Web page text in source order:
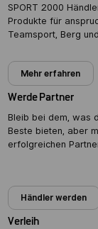
SPORT 2000
Produkte für
Teamsport, Berg
Mehr erfahren
Werde Partner
Bleib bei dem, was
Beste bieten, aber
erfolgreichen
Händler werden
Verleih